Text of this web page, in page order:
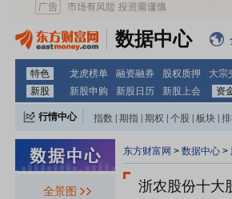
数据中心
特色 龙虎榜单 融资融券 股权质押 大宗
新股
新股申购 新股日历 新股上会 资
行情中心 指数 期指 期权 个股 板块
全景图
东方财富网 > 数据中心 >
浙农股份十大